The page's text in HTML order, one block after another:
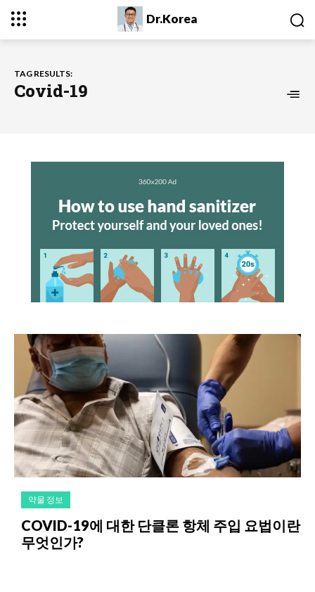
Dr.Korea
TAG RESULTS:
Covid-19
약물 정보
COVID-19에 대한 단클론 항체 주입 요법이란
무엇인가?